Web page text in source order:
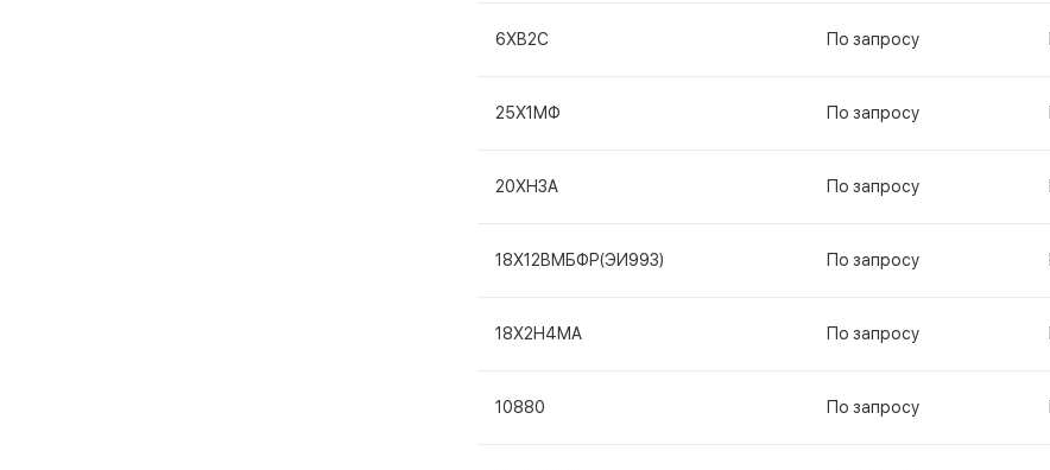
6ХВ2С По запросу
25Х1МФ По запросу
20ХН3А По запросу
18Х12ВМБФР(ЭИ993) По запросу
18Х2Н4МА По запросу
10880 По запросу